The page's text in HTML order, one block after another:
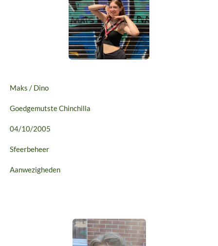
Maks / Dino
Goedgemutste Chinchilla
04/10/2005
Sfeerbeheer
Aanwezigheden